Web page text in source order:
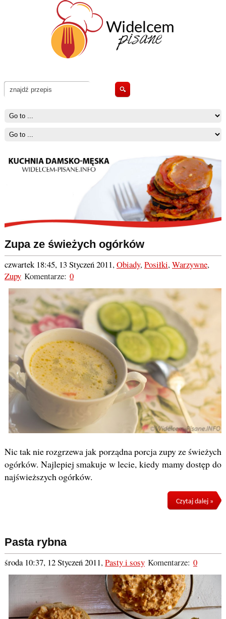
Zupa ze świeżych ogórków
czwartek 18:45, 13 Styczeń 2011,Obiady,Posiłki,Warzywne,
ZupyKomentarze: 0
Nic tak nie rozgrzewa jak porządna porcja zupy ze świeżych
ogórków. Najlepiej smakuje w lecie, kiedy mamy dostęp do
najświeższych ogórków.
Czytaj dalej »
Pasta rybna
środa 10:37, 12 Styczeń 2011,Pasty i sosyKomentarze: 0